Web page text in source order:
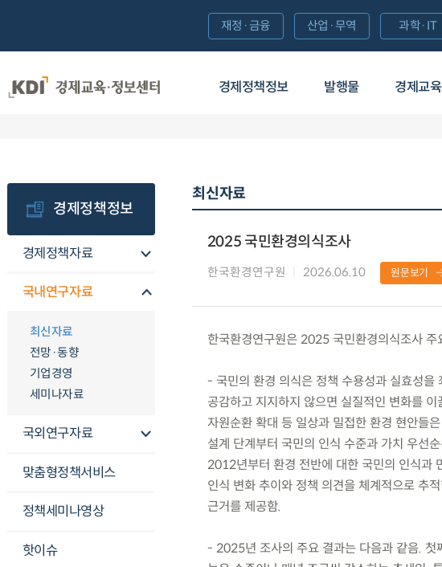
경제정책정보 발행물 경제교육
재정·금융 산업·무역 과학·IT
경제정책정보
경제정책자료
국내연구자료
최신자료
전망·동향
기업경영
세미나자료
국외연구자료
맞춤형정책서비스
정책세미나영상
핫이슈
최신자료
2025 국민환경의식조사
한국환경연구원 2026.06.10 원문보기
한국환경연구원은 2025 국민환경의식조사
- 국민의 환경 의식은 정책 수용성과 실효성을
공감하고 지지하지 않으면 실질적인 변화를
자원순환 확대 등 일상과 밀접한 환경 현안들
설계 단계부터 국민의 인식 수준과 가치 우선
2012년부터 환경 전반에 대한 국민의 인식과
인식 변화 추이와 정책 의견을 체계적으로 추
근거를 제공함.
- 2025년 조사의 주요 결과는 다음과 같음. 첫